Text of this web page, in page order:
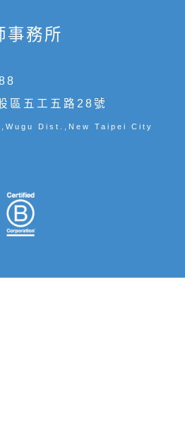
事務所
區五工五路28號
Dist.,New Taipei City